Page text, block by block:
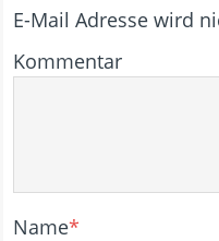
E-Mail Adresse wird
Kommentar
Name*